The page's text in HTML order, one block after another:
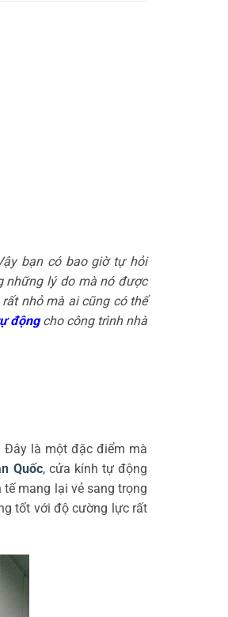
bạn có bao giờ tự hỏi
những lý do mà nó được
nhỏ mà ai cũng có thể
độngcho công trình nhà
Đây là một đặc điểm mà
Quốc, cửa kính tự động
mang lại vẻ sang trọng
tốt với độ cường lực rất